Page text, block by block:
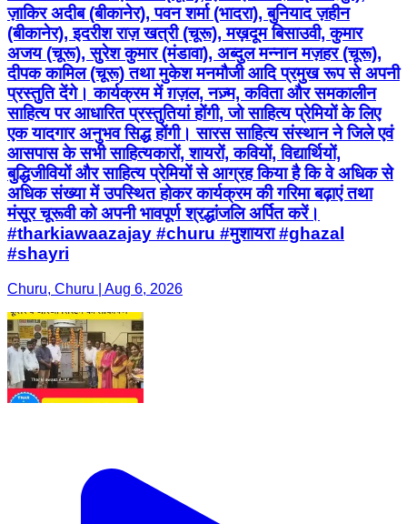
ज़ाकिर अदीब (बीकानेर), पवन शर्मा (भादरा), बुनियाद ज़हीन
(बीकानेर), इदरीश राज़ खत्री (चूरू), मख़दूम बिसाउवी, कुमार
अजय (चूरू), सुरेश कुमार (मंडावा), अब्दुल मन्नान मज़हर (चूरू),
दीपक कामिल (चूरू) तथा मुकेश मनमौजी आदि प्रमुख रूप से अपनी
प्रस्तुति देंगे। कार्यक्रम में ग़ज़ल, नज़्म, कविता और समकालीन
साहित्य पर आधारित प्रस्तुतियां होंगी, जो साहित्य प्रेमियों के लिए
एक यादगार अनुभव सिद्ध होंगी। सारस साहित्य संस्थान ने जिले एवं
आसपास के सभी साहित्यकारों, शायरों, कवियों, विद्यार्थियों,
बुद्धिजीवियों और साहित्य प्रेमियों से आग्रह किया है कि वे अधिक से
अधिक संख्या में उपस्थित होकर कार्यक्रम की गरिमा बढ़ाएं तथा
मंसूर चूरूवी को अपनी भावपूर्ण श्रद्धांजलि अर्पित करें।
#tharkiawaazajay #churu #मुशायरा #ghazal
#shayri
Churu, Churu | Aug 6, 2026